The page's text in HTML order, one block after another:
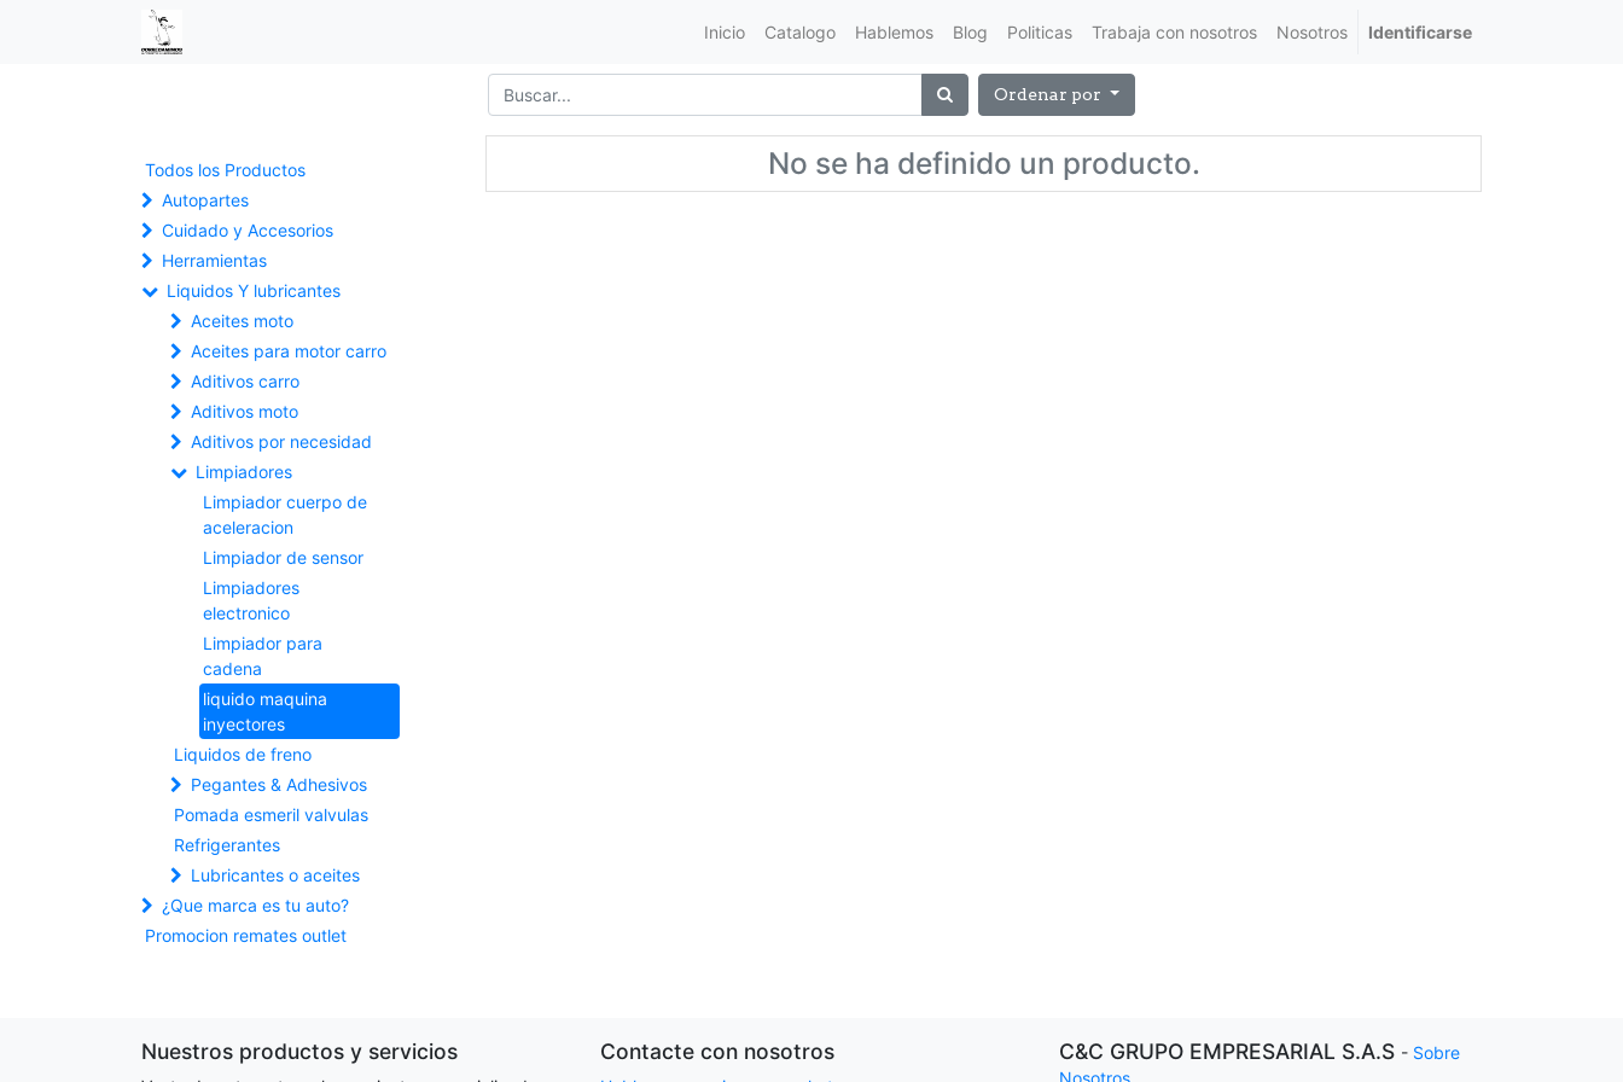
Inicio Catalogo Hablemos Blog Politicas Trabaja con nosotros Nosotros Identificarse
Ordenar por
Todos los Productos
Autopartes
Cuidado y Accesorios
Herramientas
Liquidos Y lubricantes
Aceites moto
Aceites para motor carro
Aditivos carro
Aditivos moto
Aditivos por necesidad
Limpiadores
Limpiador cuerpo de
aceleracion
Limpiador de sensor
Limpiadores
electronico
Limpiador para
cadena
liquido maquina
inyectores
Liquidos de freno
Pegantes & Adhesivos
Pomada esmeril valvulas
Refrigerantes
Lubricantes o aceites
¿Que marca es tu auto?
Promocion remates outlet
No se ha definido un producto.
Nuestros productos y servicios Contacte con nosotros C&C GRUPO EMPRESARIAL S.A.S - Sobre
Nosotros